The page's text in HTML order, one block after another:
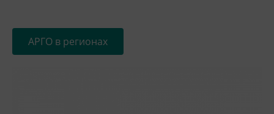
АРГО в регионах